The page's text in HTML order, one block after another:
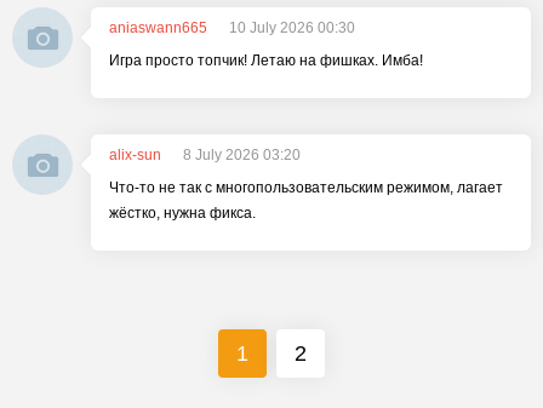
aniaswann665
10 July 2026 00:30
Игра просто топчик! Летаю на фишках. Имба!
alix-sun
8 July 2026 03:20
Что-то не так с многопользовательским режимом, лагает
жёстко, нужна фикса.
1 2